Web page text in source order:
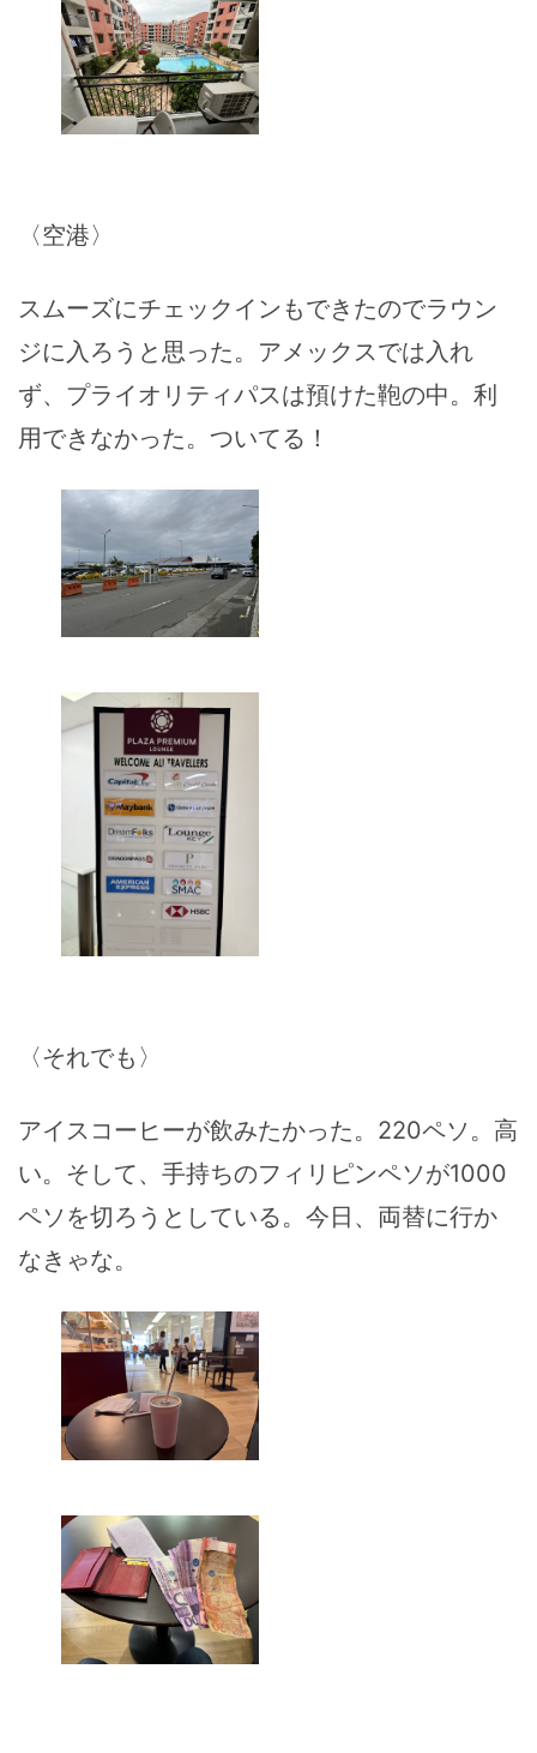
〈空港〉
スムーズにチェックインもできたのでラウン
ジに入ろうと思った。アメックスでは入れ
ず、プライオリティパスは預けた鞄の中。利
用できなかった。ついてる！
〈それでも〉
アイスコーヒーが飲みたかった。220ペソ。高
い。そして、手持ちのフィリピンペソが1000
ペソを切ろうとしている。今日、両替に行か
なきゃな。